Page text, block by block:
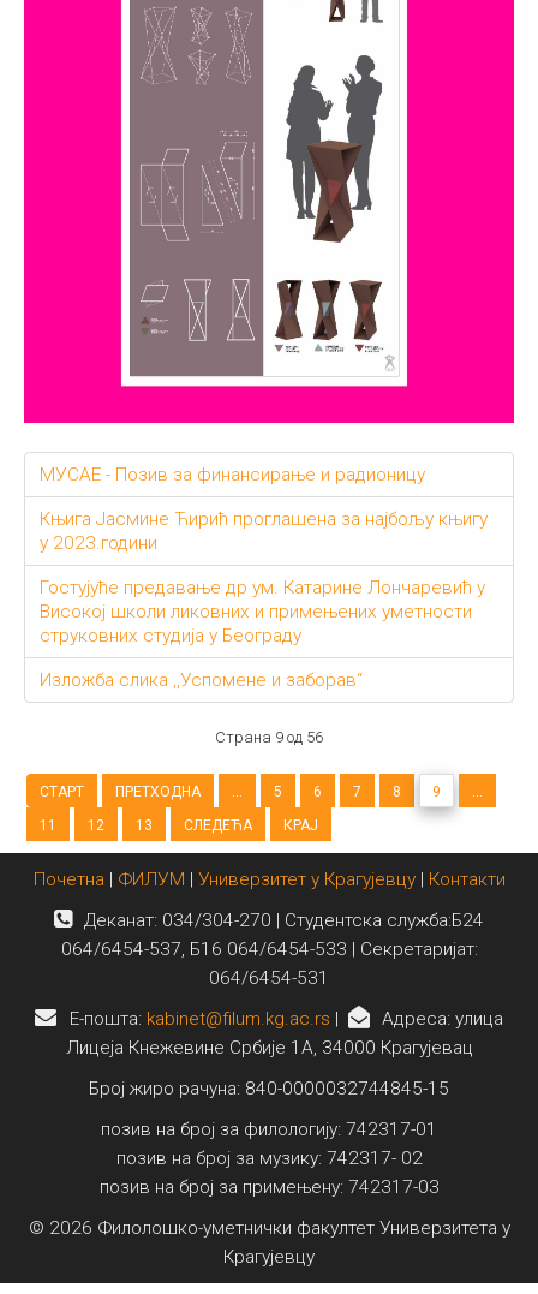
МУСАЕ - Позив за финансирање и радионицу
Књига Јасмине Ћирић проглашена за најбољу књигу
у 2023.години
Гостујуће предавање др ум. Катарине Лончаревић у
Високој школи ликовних и примењених уметности
струковних студија у Београду
Изложба слика ,,Успомене и заборав“
Страна 9 од 56
СТАРТ ПРЕТХОДНА 5 6 7 8 9
11
12 13 СЛЕДЕЋА КРАЈ
Почетна | ФИЛУМ | Универзитет у Крагујевцу| Контакти
Деканат: 034/304-270 | Студентска служба:Б24
064/6454-537, Б16 064/6454-533 | Секретаријат:
064/6454-531
E-пошта: kabinet@filum.kg.ac.rs |
Адреса: улица
Лицеја Кнежевине Србије 1А, 34000 Крагујевац
Број жиро рачуна: 840-0000032744845-15
позив на број за филологију: 742317-01
позив на број за музику: 742317- 02
позив на број за примењену: 742317-03
© 2026 Филолошко-уметнички факултет Универзитета у
Крагујевцу